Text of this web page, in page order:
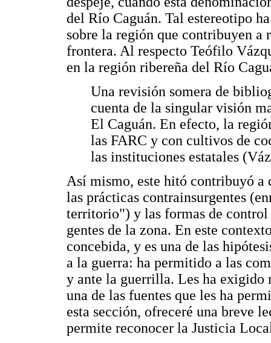
del Río Caguán. Tal estereotipo
sobre la región que contribuyen a
frontera. Al respecto Teófilo
en la región ribereña del Río
Una revisión somera de
cuenta de la singular visión
El Caguán. En efecto, la
las FARC y con cultivos de
las instituciones estatales
Así mismo, este hitó contribuyó a
las prácticas contrainsurgentes
territorio") y las formas de control
gentes de la zona. En este
concebida, y es una de las
a la guerra: ha permitido a las
y ante la guerrilla. Les ha exigido
una de las fuentes que les ha
esta sección, ofreceré una breve
permite reconocer la Justicia